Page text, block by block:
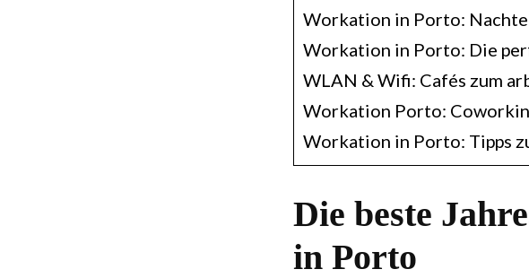
Workation in Porto:
Workation in Porto: Die
WLAN & Wifi: Cafés zum
Workation Porto:
Workation in Porto: Tipps
Die beste
in Porto